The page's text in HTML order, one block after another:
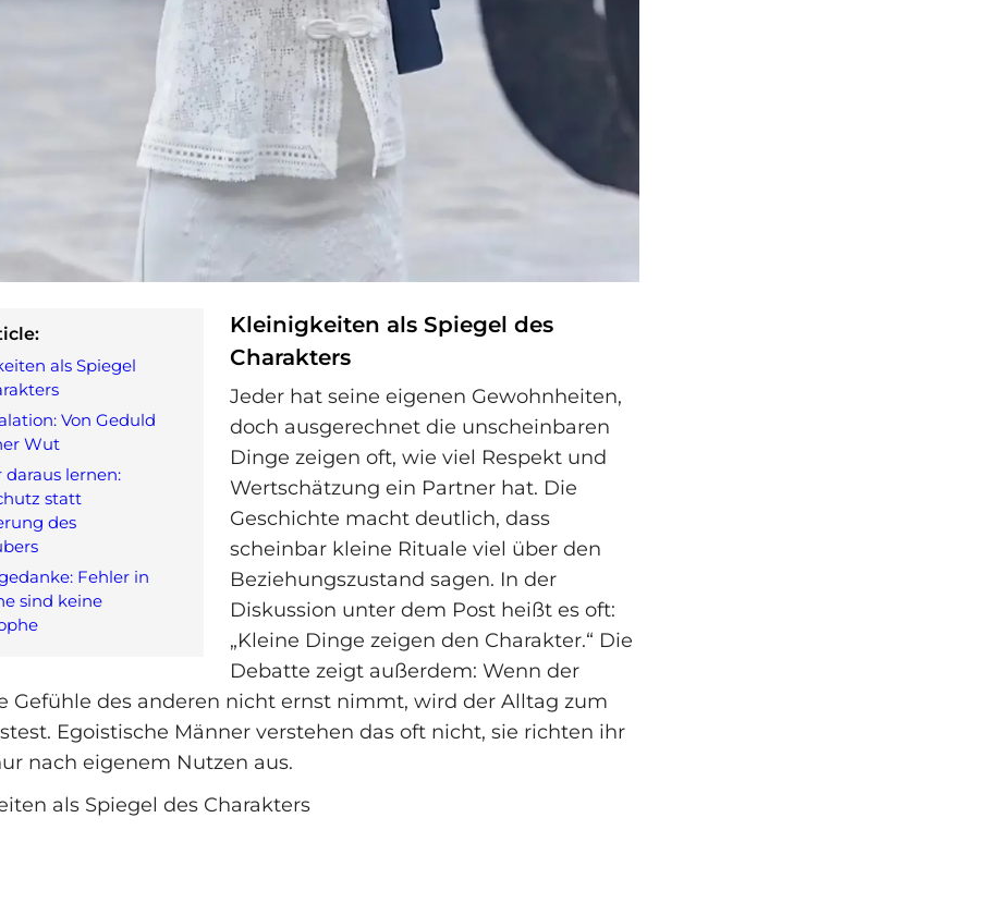
als Spiegel
Von Geduld
Wut
daraus lernen:
statt
des
Fehler in
sind keine
Kleinigkeiten als Spiegel des
Charakters
Jeder hat seine eigenen Gewohnheiten,
doch ausgerechnet die unscheinbaren
Dinge zeigen oft, wie viel Respekt und
Wertschätzung ein Partner hat. Die
Geschichte macht deutlich, dass
scheinbar kleine Rituale viel über den
Beziehungszustand sagen. In der
Diskussion unter dem Post heißt es oft:
„Kleine Dinge zeigen den Charakter.“ Die
Debatte zeigt außerdem: Wenn der
Gefühle des anderen nicht ernst nimmt, wird der Alltag zum
Egoistische Männer verstehen das oft nicht, sie richten ihr
nach eigenem Nutzen aus.